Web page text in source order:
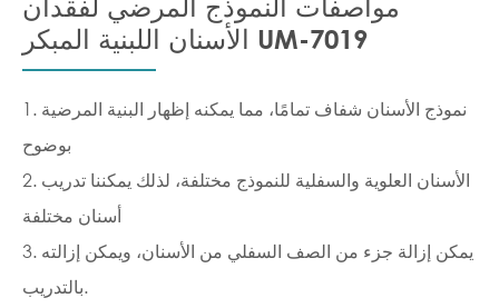
مواصفات النموذج المرضي لفقدان
الأسنان اللبنية المبكر UM-7019
1. نموذج الأسنان شفاف تمامًا، مما يمكنه إظهار البنية المرضية
بوضوح
2. الأسنان العلوية والسفلية للنموذج مختلفة، لذلك يمكننا تدريب
أسنان مختلفة
3. يمكن إزالة جزء من الصف السفلي من الأسنان، ويمكن إزالته
بالتدريب.